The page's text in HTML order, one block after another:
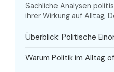
Sachliche Analysen
ihrer Wirkung auf Alltag,
Überblick: Politische
Warum Politik im Alltag